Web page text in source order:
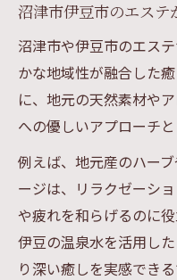
エステで深い
法
忙しい日々に
エステで心身
ト
エステ施術で
忙しい日々に癒し
短時間でも実
沼津市伊豆市のエステ
沼津市や伊豆市のエス
かな地域性が融合した
に、地元の天然素材や
への優しいアプローチと
例えば、地元産のハー
ージは、リラクゼーシ
や疲れを和らげるのに役
伊豆の温泉水を活用し
り深い癒しを実感できる